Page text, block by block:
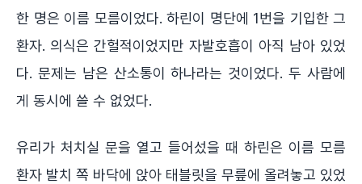
한 명은 이름 모름이었다. 하린이 명단에 1번을 기입한 그
환자. 의식은 간헐적이었지만 자발호흡이 아직 남아 있었
다. 문제는 남은 산소통이 하나라는 것이었다. 두 사람에
게 동시에 쓸 수 없었다.
유리가 처치실 문을 열고 들어섰을 때 하린은 이름 모름
환자 발치 쪽 바닥에 앉아 태블릿을 무릎에 올려놓고 있었